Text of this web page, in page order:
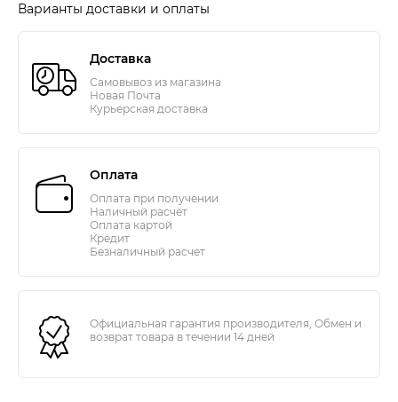
Варианты доставки и оплаты
Доставка
Самовывоз из магазина
Новая Почта
Курьерская доставка
Оплата
Оплата при получении
Наличный расчёт
Оплата картой
Кредит
Безналичный расчет
Официальная гарантия производителя, Обмен и
возврат товара в течении 14 дней